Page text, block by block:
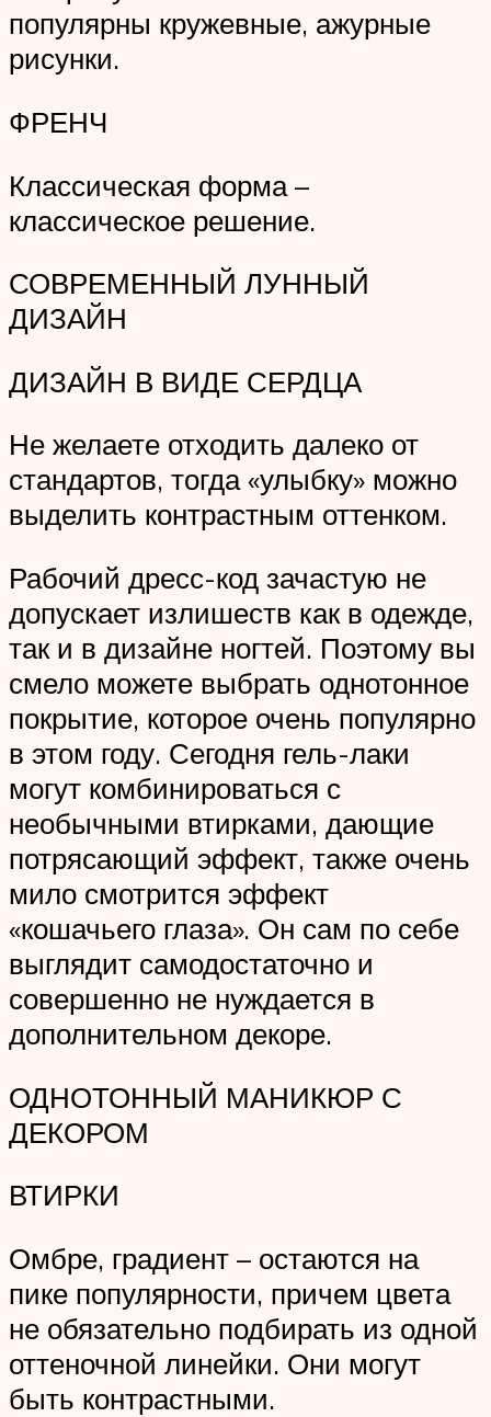
популярны кружевные, ажурные
рисунки.
ФРЕНЧ
Классическая форма –
классическое решение.
СОВРЕМЕННЫЙ ЛУННЫЙ
ДИЗАЙН
ДИЗАЙН В ВИДЕ СЕРДЦА
Не желаете отходить далеко от
стандартов, тогда «улыбку» можно
выделить контрастным оттенком.
Рабочий дресс-код зачастую не
допускает излишеств как в одежде,
так и в дизайне ногтей. Поэтому вы
смело можете выбрать однотонное
покрытие, которое очень популярно
в этом году. Сегодня гель-лаки
могут комбинироваться с
необычными втирками, дающие
потрясающий эффект, также очень
мило смотрится эффект
«кошачьего глаза». Он сам по себе
выглядит самодостаточно и
совершенно не нуждается в
дополнительном декоре.
ОДНОТОННЫЙ МАНИКЮР С
ДЕКОРОМ
ВТИРКИ
Омбре, градиент – остаются на
пике популярности, причем цвета
не обязательно подбирать из одной
оттеночной линейки. Они могут
быть контрастными.